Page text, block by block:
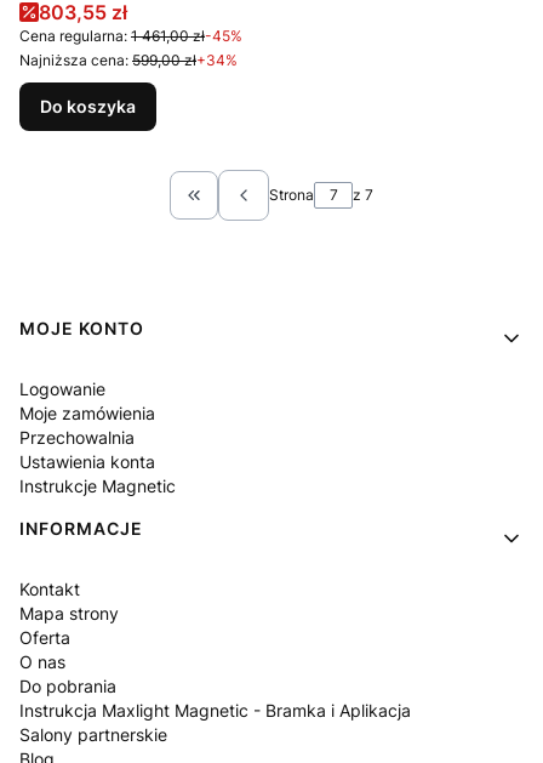
Cena promocyjna
803,55 zł
Cena regularna: 1 461,00 zł-45%
Najniższa cena: 599,00 zł+34%
Do koszyka
Wróć do pierwszej strony z produktami
Strona z 7
Linki w stopce
MOJE KONTO
Logowanie
Moje zamówienia
Przechowalnia
Ustawienia konta
Instrukcje Magnetic
INFORMACJE
Kontakt
Mapa strony
Oferta
O nas
Do pobrania
Instrukcja Maxlight Magnetic - Bramka i Aplikacja
Salony partnerskie
Blog